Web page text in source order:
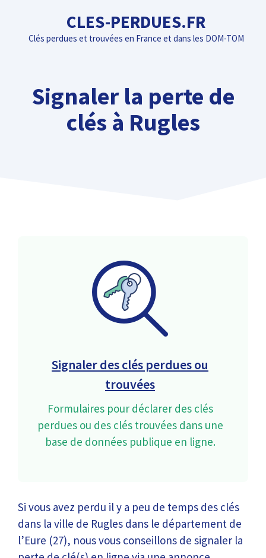
contenu
CLES-PERDUES.FR
Clés perdues et trouvées en France et dans les DOM-TOM
Signaler la perte de
clés à Rugles
Signaler des clés perdues ou
trouvées
Formulaires pour déclarer des clés
perdues ou des clés trouvées dans une
base de données publique en ligne.
Si vous avez perdu il y a peu de temps des clés
dans la ville de Rugles dans le département de
l’Eure (27), nous vous conseillons de signaler la